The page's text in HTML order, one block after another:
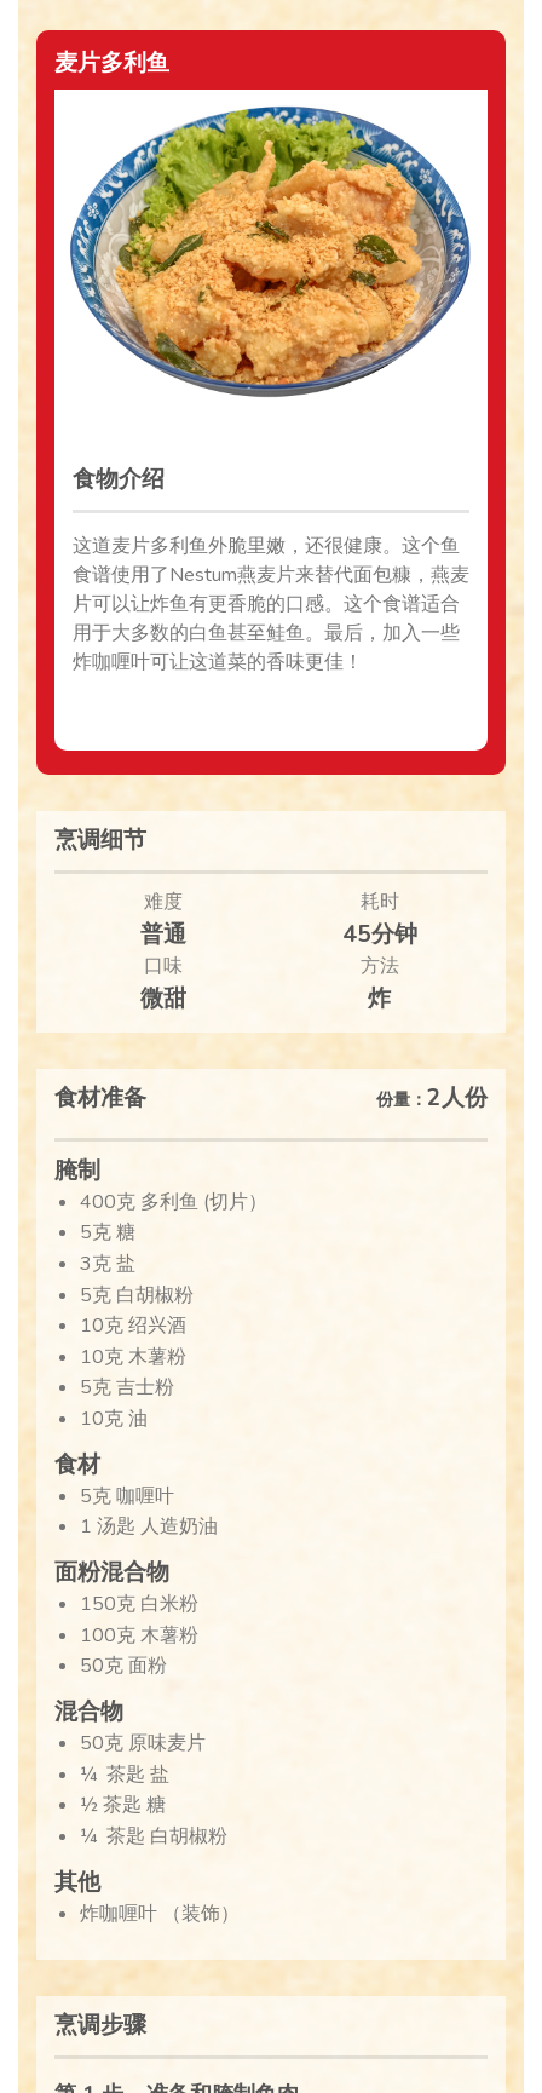
麦片多利鱼
食物介绍
这道麦片多利鱼外脆里嫩，还很健康。这个鱼
食谱使用了Nestum燕麦片来替代面包糠，燕麦
片可以让炸鱼有更香脆的口感。这个食谱适合
用于大多数的白鱼甚至鲑鱼。最后，加入一些
炸咖喱叶可让这道菜的香味更佳！
烹调细节
难度
普通
耗时
45分钟
口味
微甜
方法
炸
食材准备 份量： 2人份
腌制
400克 多利鱼 (切片）
5克 糖
3克 盐
5克 白胡椒粉
10克 绍兴酒
10克 木薯粉
5克 吉士粉
10克 油
食材
5克 咖喱叶
1 汤匙 人造奶油
面粉混合物
150克 白米粉
100克 木薯粉
50克 面粉
混合物
50克 原味麦片
¼ 茶匙 盐
½ 茶匙 糖
¼ 茶匙 白胡椒粉
其他
炸咖喱叶 （装饰）
烹调步骤